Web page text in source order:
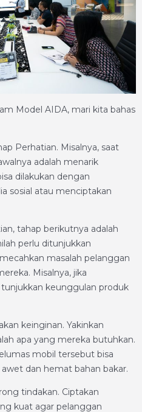
Model AIDA, mari kita bahas
Perhatian. Misalnya, saat
adalah menarik
dilakukan dengan
sosial atau menciptakan
tahap berikutnya adalah
perlu ditunjukkan
masalah pelanggan
Misalnya, jika
keunggulan produk
keinginan. Yakinkan
apa yang mereka butuhkan.
mobil tersebut bisa
dan hemat bahan bakar.
tindakan. Ciptakan
kuat agar pelanggan